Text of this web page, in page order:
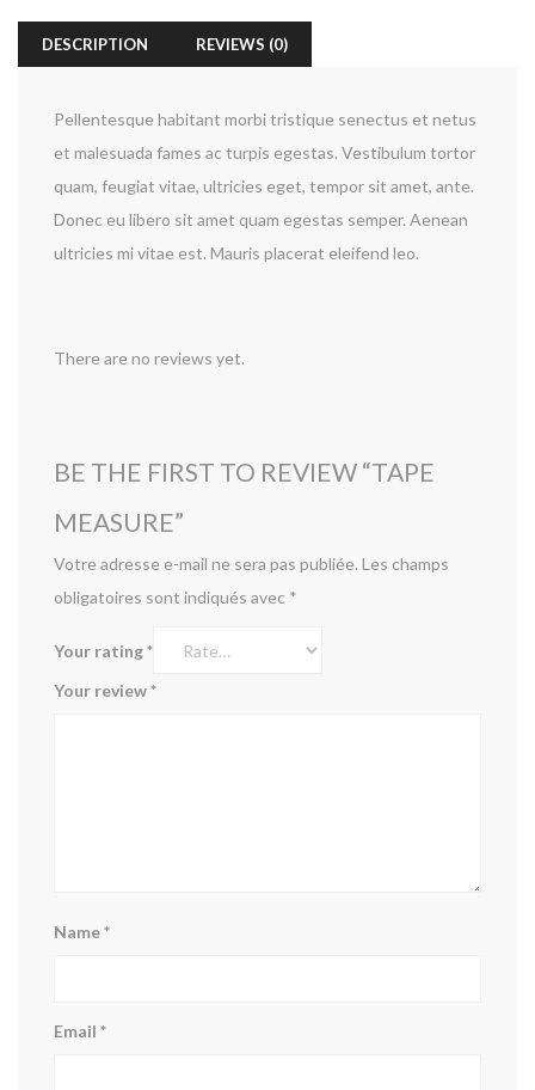
DESCRIPTION REVIEWS (0)
Pellentesque habitant morbi tristique senectus et netus
et malesuada fames ac turpis egestas. Vestibulum tortor
quam, feugiat vitae, ultricies eget, tempor sit amet, ante.
Donec eu libero sit amet quam egestas semper. Aenean
ultricies mi vitae est. Mauris placerat eleifend leo.
There are no reviews yet.
BE THE FIRST TO REVIEW “TAPE
MEASURE”
Votre adresse e-mail ne sera pas publiée. Les champs
obligatoires sont indiqués avec *
Your rating*
Your review*
Name*
Email *